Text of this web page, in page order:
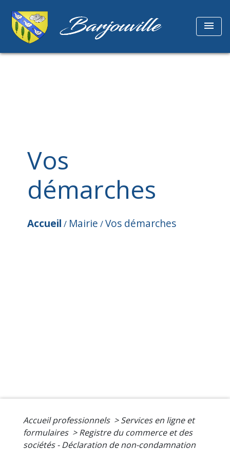
menu
Vos
démarches
Accueil / Mairie /Vos démarches
Accueil professionnels > Services en ligne et
formulaires > Registre du commerce et des
sociétés - Déclaration de non-condamnation